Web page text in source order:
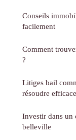
Conseils
facilement
Comment
?
Litiges bail
résoudre
Investir dans un
belleville